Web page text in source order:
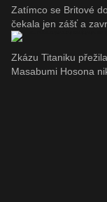
Zatímco se Britové
čekala jen zášť a
Zkázu Titaniku
Masabumi Hosona